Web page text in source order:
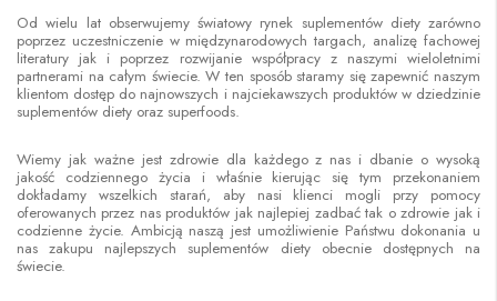
Od wielu lat obserwujemy światowy rynek suplementów diety zarówno
poprzez uczestniczenie w międzynarodowych targach, analizę fachowej
literatury jak i poprzez rozwijanie współpracy z naszymi wieloletnimi
partnerami na całym świecie. W ten sposób staramy się zapewnić naszym
klientom dostęp do najnowszych i najciekawszych produktów w dziedzinie
suplementów diety oraz superfoods.
Wiemy jak ważne jest zdrowie dla każdego z nas i dbanie o wysoką
jakość codziennego życia i właśnie kierując się tym przekonaniem
dokładamy wszelkich starań, aby nasi klienci mogli przy pomocy
oferowanych przez nas produktów jak najlepiej zadbać tak o zdrowie jak i
codzienne życie. Ambicją naszą jest umożliwienie Państwu dokonania u
nas zakupu najlepszych suplementów diety obecnie dostępnych na
świecie.